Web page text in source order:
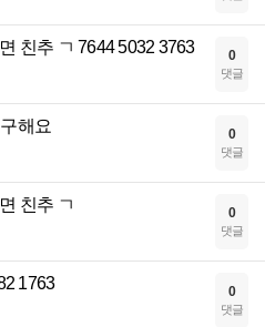
친추 ㄱ 7644 5032 3763 0
댓글
해요 0
댓글
친추 ㄱ 0
댓글
1763 0
댓글